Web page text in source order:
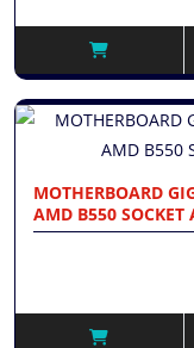
MOTHERBOARD
AMD B550